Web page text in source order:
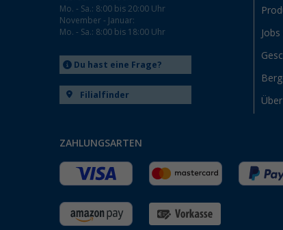
Mo. - Sa.: 8:00 bis 20:00 Uhr
November - Januar:
Mo. - Sa.: 8:00 bis 18:00 Uhr
Du hast eine Frage?
Filialfinder
ZAHLUNGSARTEN